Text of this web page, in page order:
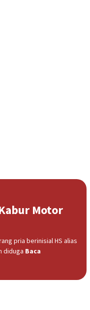
Motor
pria berinisial HS alias
diduga Baca